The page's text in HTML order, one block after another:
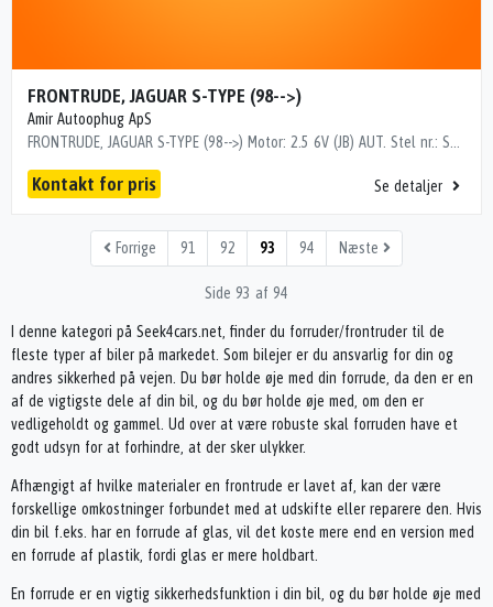
FRONTRUDE, JAGUAR S-TYPE (98-->)
Amir Autoophug ApS
Kontakt for pris Se detaljer
Forrige 91 92 93 94 Næste
Side 93 af 94
I denne kategori på Seek4cars.net, finder du forruder/frontruder til de
fleste typer af biler på markedet. Som bilejer er du ansvarlig for din og
andres sikkerhed på vejen. Du bør holde øje med din forrude, da den er en
af de vigtigste dele af din bil, og du bør holde øje med, om den er
vedligeholdt og gammel. Ud over at være robuste skal forruden have et
godt udsyn for at forhindre, at der sker ulykker.
Afhængigt af hvilke materialer en frontrude er lavet af, kan der være
forskellige omkostninger forbundet med at udskifte eller reparere den. Hvis
din bil f.eks. har en forrude af glas, vil det koste mere end en version med
en forrude af plastik, fordi glas er mere holdbart.
En forrude er en vigtig sikkerhedsfunktion i din bil, og du bør holde øje med